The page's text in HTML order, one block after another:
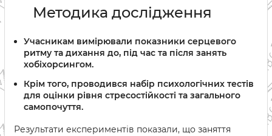
Методика дослідження
Учасникам вимірювали показники серцевого
ритму та дихання до, під час та після занять
хобіхорсингом.
Крім того, проводився набір психологічних тестів
для оцінки рівня стресостійкості та загального
самопочуття.
Результати експериментів показали, що заняття